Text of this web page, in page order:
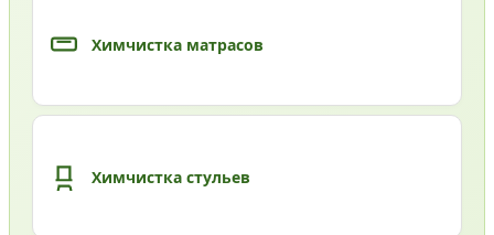
Химчистка матрасов
Химчистка стульев